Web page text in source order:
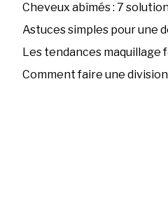
Cheveux abîmés : 7
Astuces simples pour une
Les tendances
Comment faire une division